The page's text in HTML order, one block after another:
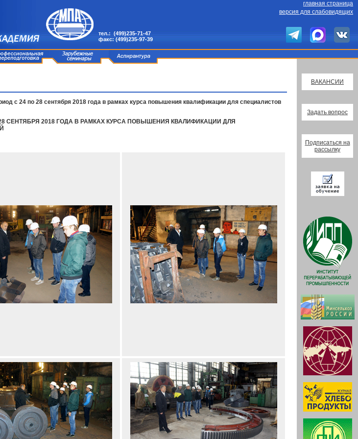
тел.: (499)235-71-47
факс: (499)235-97-39
главная страница
версия для слабовидящих
с 24 по 28 сентября 2018 года в рамках курса повышения квалификации для специалистов
2018 ГОДА В РАМКАХ КУРСА ПОВЫШЕНИЯ КВАЛИФИКАЦИИ ДЛЯ
ВАКАНСИИ
Задать вопрос
Подписаться на
рассылку